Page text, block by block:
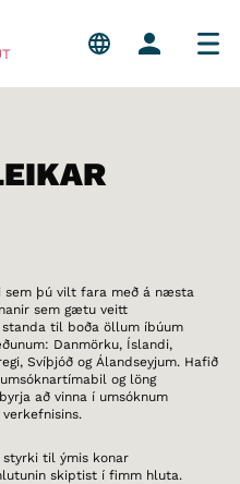
sem þú vilt fara með á næsta
sem gætu veitt
til boða öllum íbúum
Danmörku, Íslandi,
Svíþjóð og Álandseyjum. Hafið
og löng
að vinna í umsóknum
til ýmis konar
skiptist í fimm hluta.